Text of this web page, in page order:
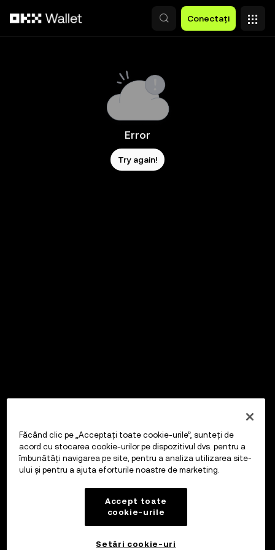
Conectați
Error
Try again!
Făcând clic pe „Acceptați toate cookie-urile”, sunteți de
acord cu stocarea cookie-urilor pe dispozitivul dvs. pentru a
îmbunătăți navigarea pe site, pentru a analiza utilizarea site-
ului și pentru a ajuta eforturile noastre de marketing.
Accept toate
cookie-urile
Setări cookie-uri